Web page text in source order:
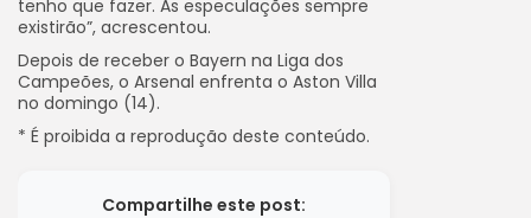
tenho que fazer. As especulações sempre
existirão”, acrescentou.
Depois de receber o Bayern na Liga dos
Campeões, o Arsenal enfrenta o Aston Villa
no domingo (14).
* É proibida a reprodução deste conteúdo.
Compartilhe este post: